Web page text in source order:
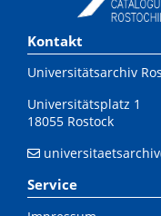
Kontakt
Universitätsarchiv
Universitätsplatz 1
18055 Rostock
Service